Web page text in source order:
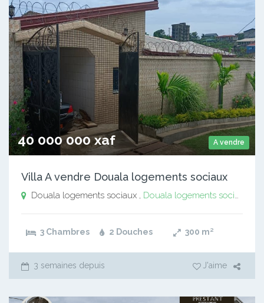
A vendre
40 000 000 xaf
Villa A vendre Douala logements sociaux
Douala logements sociaux , Douala logements sociaux
3 Chambres 2 Douches 300 m²
3 semaines depuis J'aime